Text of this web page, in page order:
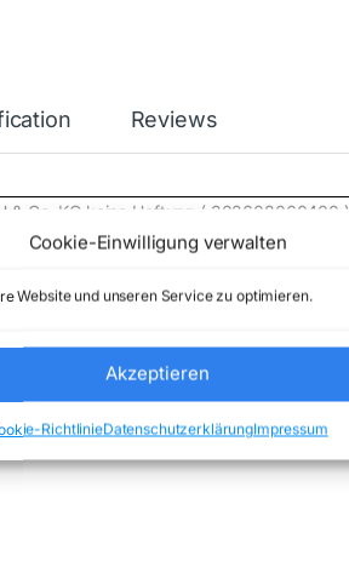
Cookie-Einwilligung verwalten
Website und unseren Service zu optimieren.
Akzeptieren
RichtlinieDatenschutzerklärungImpressum
Reviews
& Co. KG keine Haftung ( 202608060400 )
FANVIL